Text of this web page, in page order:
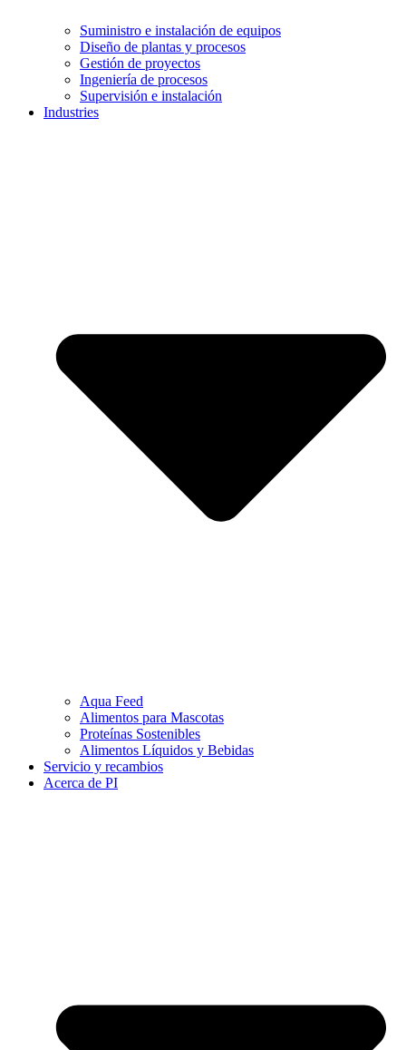
Suministro e instalación de equipos
Diseño de plantas y procesos
Gestión de proyectos
Ingeniería de procesos
Supervisión e instalación
Industries
Aqua Feed
Alimentos para Mascotas
Proteínas Sostenibles
Alimentos Líquidos y Bebidas
Servicio y recambios
Acerca de PI